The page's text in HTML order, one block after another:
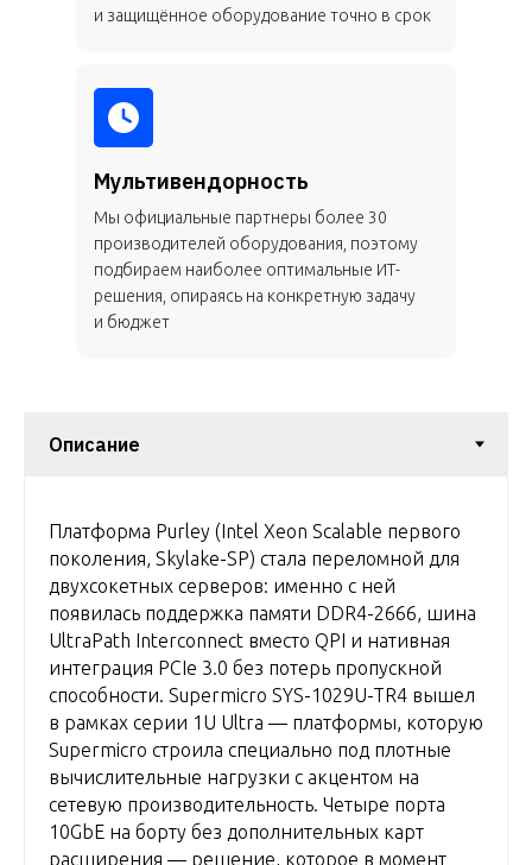
и защищённое оборудование точно в срок
Мультивендорность
Мы официальные партнеры более 30
производителей оборудования, поэтому
подбираем наиболее оптимальные ИТ-
решения, опираясь на конкретную задачу
и бюджет
Платформа Purley (Intel Xeon Scalable первого
поколения, Skylake-SP) стала переломной для
двухсокетных серверов: именно с ней
появилась поддержка памяти DDR4-2666, шина
UltraPath Interconnect вместо QPI и нативная
интеграция PCIe 3.0 без потерь пропускной
способности. Supermicro SYS-1029U-TR4 вышел
в рамках серии 1U Ultra — платформы, которую
Supermicro строила специально под плотные
вычислительные нагрузки с акцентом на
сетевую производительность. Четыре порта
10GbE на борту без дополнительных карт
расширения — решение, которое в момент